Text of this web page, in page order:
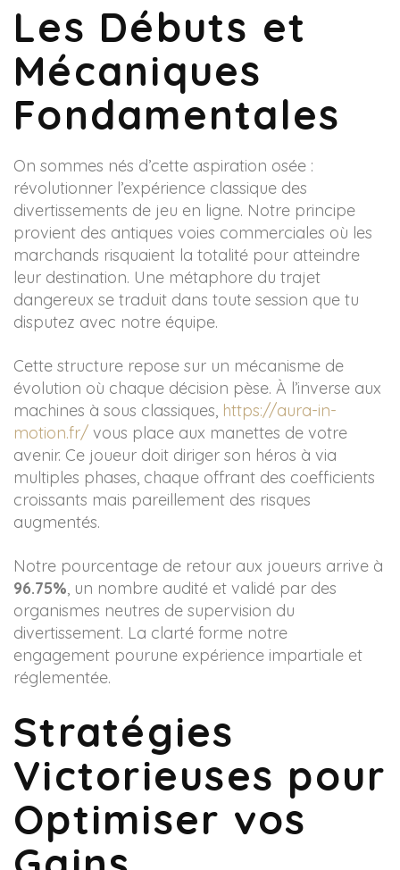
Les Débuts et
Mécaniques
Fondamentales
On sommes nés d’cette aspiration osée :
révolutionner l’expérience classique des
divertissements de jeu en ligne. Notre principe
provient des antiques voies commerciales où les
marchands risquaient la totalité pour atteindre
leur destination. Une métaphore du trajet
dangereux se traduit dans toute session que tu
disputez avec notre équipe.
Cette structure repose sur un mécanisme de
évolution où chaque décision pèse. À l’inverse aux
machines à sous classiques, https://aura-in-
motion.fr/ vous place aux manettes de votre
avenir. Ce joueur doit diriger son héros à via
multiples phases, chaque offrant des coefficients
croissants mais pareillement des risques
augmentés.
Notre pourcentage de retour aux joueurs arrive à
96.75%, un nombre audité et validé par des
organismes neutres de supervision du
divertissement. La clarté forme notre
engagement pourune expérience impartiale et
réglementée.
Stratégies
Victorieuses pour
Optimiser vos